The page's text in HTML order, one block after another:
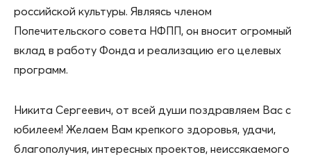
российской культуры. Являясь членом
Попечительского совета НФПП, он вносит огромный
вклад в работу Фонда и реализацию его целевых
программ.
Никита Сергеевич, от всей души поздравляем Вас с
юбилеем! Желаем Вам крепкого здоровья, удачи,
благополучия, интересных проектов, неиссякаемого